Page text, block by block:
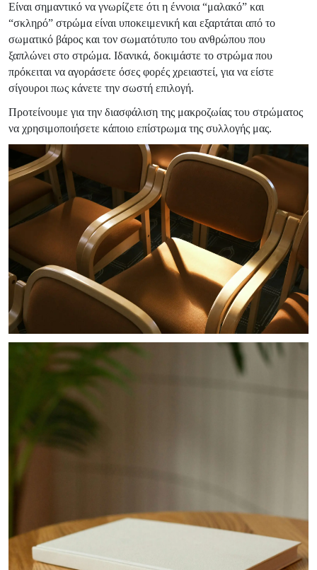
Είναι σημαντικό να γνωρίζετε ότι η έννοια “μαλακό” και
“σκληρό” στρώμα είναι υποκειμενική και εξαρτάται από το
σωματικό βάρος και τον σωματότυπο του ανθρώπου που
ξαπλώνει στο στρώμα. Ιδανικά, δοκιμάστε το στρώμα που
πρόκειται να αγοράσετε όσες φορές χρειαστεί, για να είστε
σίγουροι πως κάνετε την σωστή επιλογή.
Προτείνουμε για την διασφάλιση της μακροζωίας του στρώματος
να χρησιμοποιήσετε κάποιο επίστρωμα της συλλογής μας.